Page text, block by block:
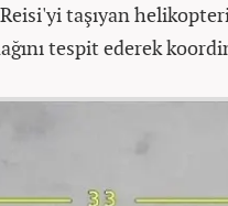
taşıyan
tespit ederek